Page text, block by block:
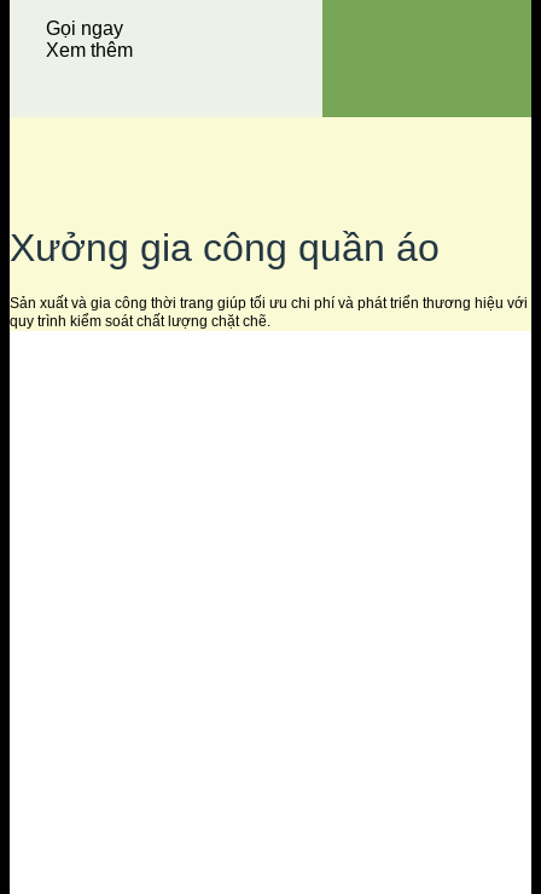
Gọi ngay
Xem thêm
Xưởng gia công quần áo
Sản xuất và gia công thời trang giúp tối ưu chi phí và phát triển thương hiệu với
quy trình kiểm soát chất lượng chặt chẽ.